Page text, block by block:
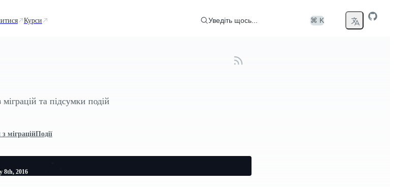
Курси Уведіть щось... ⌘ K
та підсумки подій
міграційПодії
8th, 2016